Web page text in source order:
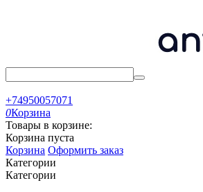
+74950057071
0Корзина
Товары в корзине:
Корзина пуста
Корзина Оформить заказ
Категории
Категории